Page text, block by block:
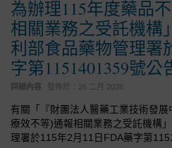
為辦理115年度藥品
相關業務之受託機構
利部食品藥物管理署
字第1151401359號公
詳細內容 發佈於： 26 二月 2026
有關「『財團法人醫藥工業技術發
療效不等)通報相關業務之受託機構
理署於115年2月11日FDA藥字第